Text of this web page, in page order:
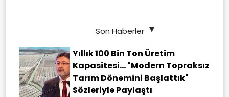
Son Haberler
Yıllık 100 Bin Ton Üretim
Kapasitesi... "Modern Topraksız
Tarım Dönemini Başlattık"
Sözleriyle Paylaştı